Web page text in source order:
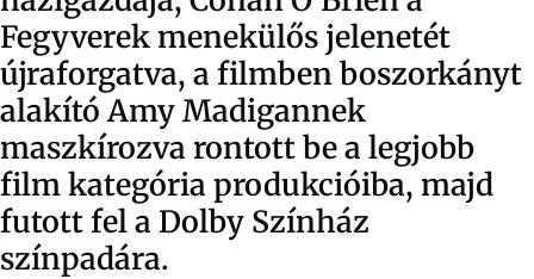
Fegyverek menekülős jelenetét
újraforgatva, a filmben boszorkányt
alakító Amy Madigannek
maszkírozva rontott be a legjobb
film kategória produkcióiba, majd
futott fel a Dolby Színház
színpadára.